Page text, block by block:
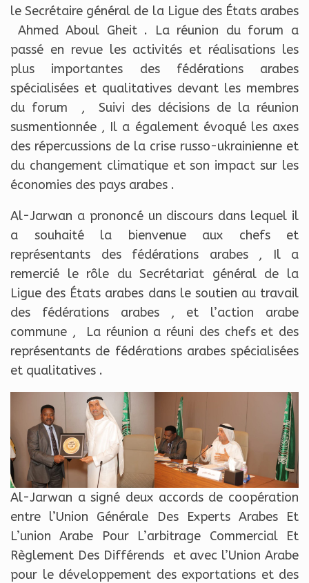
le Secrétaire général de la Ligue des États arabes
Ahmed Aboul Gheit . La réunion du forum a
passé en revue les activités et réalisations les
plus importantes des fédérations arabes
spécialisées et qualitatives devant les membres
du forum , Suivi des décisions de la réunion
susmentionnée , Il a également évoqué les axes
des répercussions de la crise russo-ukrainienne et
du changement climatique et son impact sur les
économies des pays arabes .
Al-Jarwan a prononcé un discours dans lequel il
a souhaité la bienvenue aux chefs et
représentants des fédérations arabes , Il a
remercié le rôle du Secrétariat général de la
Ligue des États arabes dans le soutien au travail
des fédérations arabes , et l’action arabe
commune , La réunion a réuni des chefs et des
représentants de fédérations arabes spécialisées
et qualitatives .
Al-Jarwan a signé deux accords de coopération
entre l’Union Générale Des Experts Arabes Et
L’union Arabe Pour L’arbitrage Commercial Et
Règlement Des Différends et avec l’Union Arabe
pour le développement des exportations et des